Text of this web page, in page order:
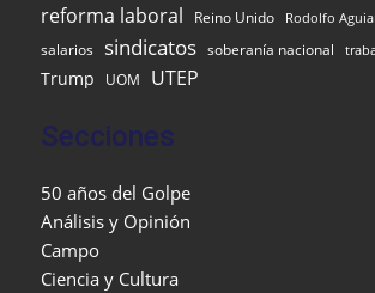
reforma laboral Reino Unido Rodolfo
salarios sindicatos soberanía nacional
Trump UOM UTEP
Secciones
50 años del Golpe
Análisis y Opinión
Campo
Ciencia y Cultura